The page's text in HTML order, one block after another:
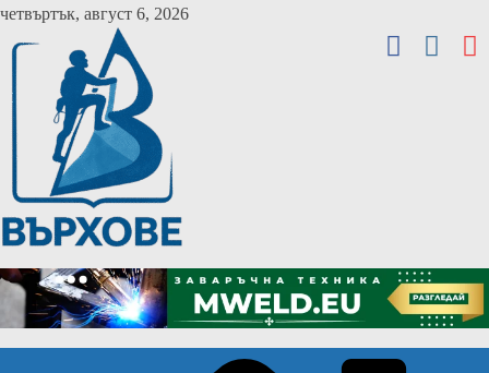
Skip
четвъртък, август 6, 2026